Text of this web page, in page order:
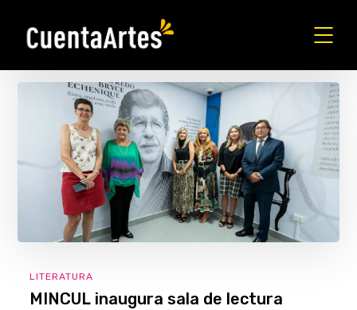
LITERATURA
MINCUL inaugura sala de lectura